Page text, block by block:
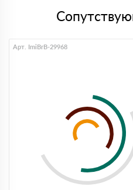
Арт. ImiBrB-29968